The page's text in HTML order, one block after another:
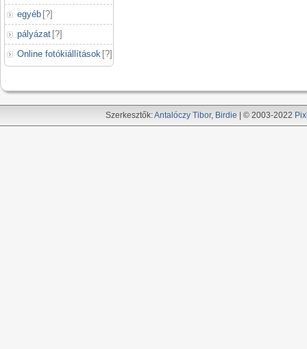
egyéb [?]
pályázat [?]
Online fotókiállítások [?]
Szerkesztők:Antalóczy Tibor, Birdie | © 2003-2022